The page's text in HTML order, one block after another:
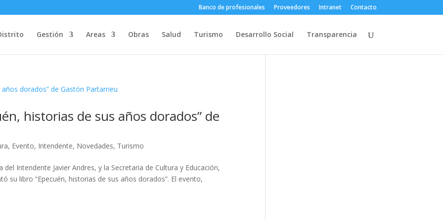
Banco de profesionales Proveedores Intranet Contacto
Gestión Areas Obras Salud Turismo Desarrollo Social Transparencia
historias de sus años dorados” de
, Evento, Intendente, Novedades, Turismo
Intendente Javier Andres, y la Secretaria de Cultura y Educación,
su libro “Epecuén, historias de sus años dorados”. El evento,